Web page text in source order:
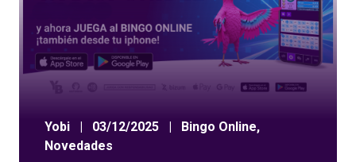
Yobi | 03/12/2025 | Bingo Online,
Novedades